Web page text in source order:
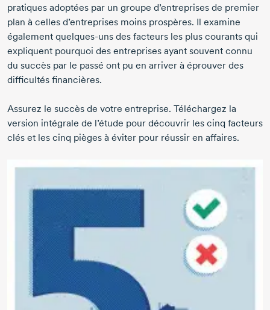
pratiques adoptées par un groupe d’entreprises de premier
plan à celles d’entreprises moins prospères. Il examine
également quelques-uns des facteurs les plus courants qui
expliquent pourquoi des entreprises ayant souvent connu
du succès par le passé ont pu en arriver à éprouver des
difficultés financières.
Assurez le succès de votre entreprise. Téléchargez la
version intégrale de l’étude pour découvrir les cinq facteurs
clés et les cinq pièges à éviter pour réussir en affaires.